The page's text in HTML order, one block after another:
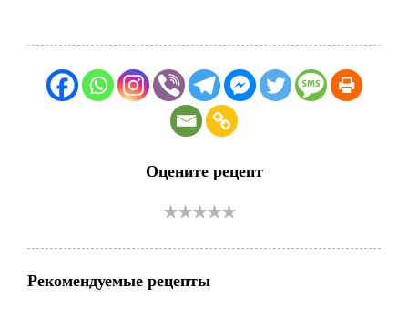
Оцените рецепт
Рекомендуемые рецепты